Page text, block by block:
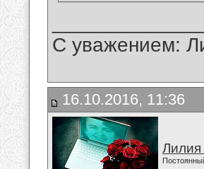
С уважением:
16.10.2016, 11:36
Лилия